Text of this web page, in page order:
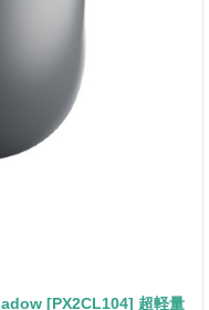
[PX2CL104] 超軽量